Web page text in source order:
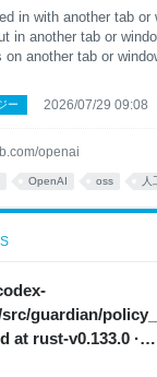
and fixing
openai
in with another tab
in another tab or
on another tab or
ー 2026/07/29 09:08
OpenAI oss 人
guardian/
at rust-v0.133.0 ·